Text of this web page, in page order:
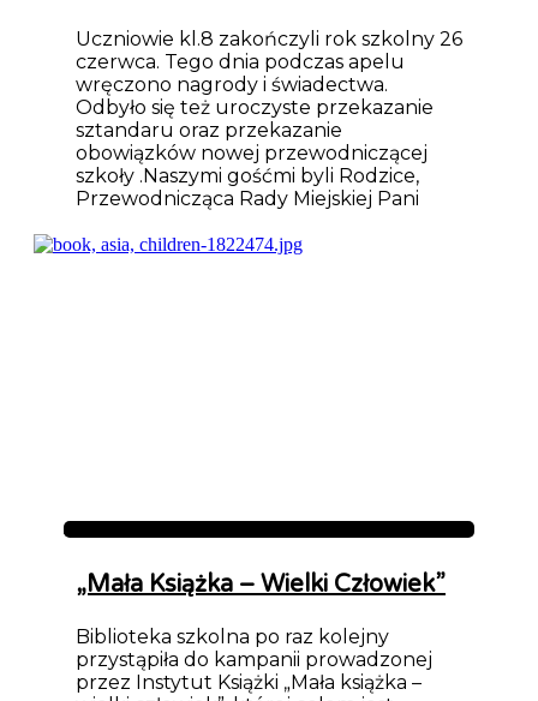
Uczniowie kl.8 zakończyli rok szkolny 26
czerwca. Tego dnia podczas apelu
wręczono nagrody i świadectwa.
Odbyło się też uroczyste przekazanie
sztandaru oraz przekazanie
obowiązków nowej przewodniczącej
szkoły .Naszymi gośćmi byli Rodzice,
Przewodnicząca Rady Miejskiej Pani
Aktualności
„Mała Książka – Wielki Człowiek”
Biblioteka szkolna po raz kolejny
przystąpiła do kampanii prowadzonej
przez Instytut Książki „Mała książka –